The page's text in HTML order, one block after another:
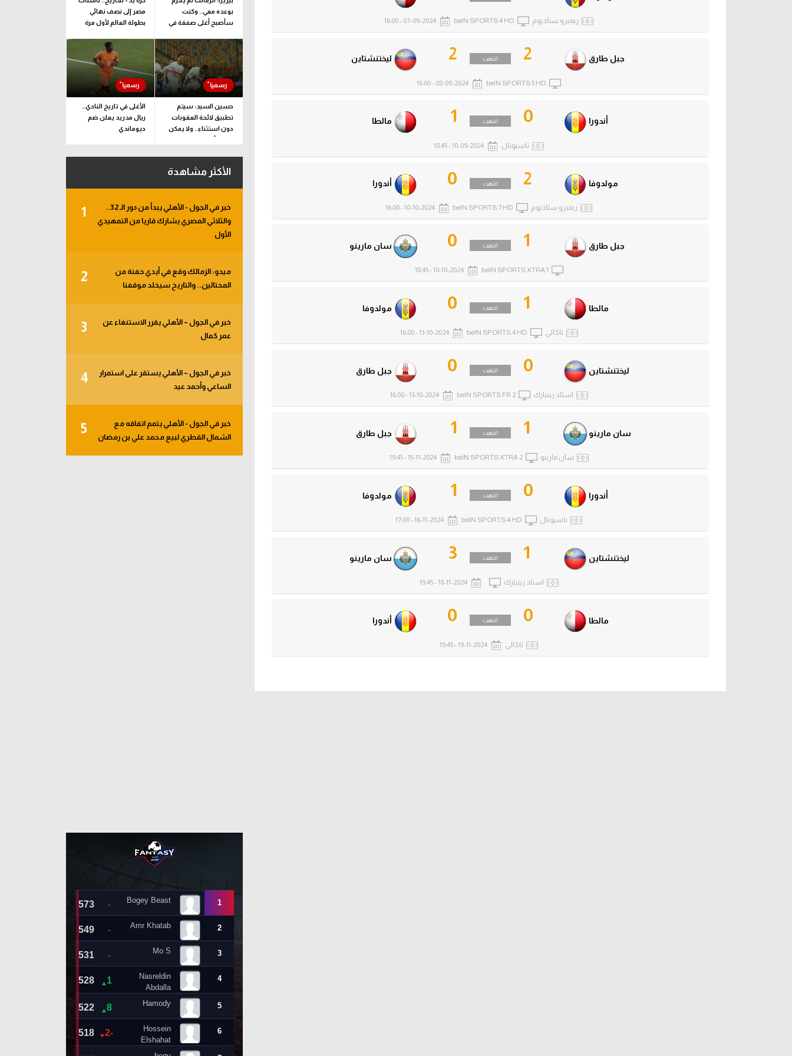
مالطا 0 انتهت أندورا 0
تاكالي 19-11-2024 - 19:45
ليختنشتاين 1 انتهت سان مارينو 3
استاد رينبارك .
18-11-2024 - 19:45
أندورا 0 انتهت مولدوفا 1
ناسيونال beIN SPORTS 4 HD
16-11-2024 - 17:00
سان مارينو 1 انتهت جبل طارق 1
سان مارينو beIN SPORTS XTRA 2
15-11-2024 - 19:45
ليختنشتاين 0 انتهت جبل طارق 0
استاد رينبارك beIN SPORTS FR 2
13-10-2024 - 16:00
مالطا 1 انتهت مولدوفا 0
تاكالي beIN SPORTS 4 HD
13-10-2024 - 16:00
جبل طارق 1 انتهت سان مارينو 0
beIN SPORTS XTRA 1
10-10-2024 - 18:45
مولدوفا 2 انتهت أندورا 0
زيمبرو ستاديوم beIN SPORTS 7 HD
10-10-2024 - 16:00
أندورا 0 انتهت مالطا 1
ناسيونال 10-09-2024 - 18:45
جبل طارق 2 انتهت ليختنشتاين 2
beIN SPORTS 5 HD
08-09-2024 - 16:00
زيمبرو ستاديوم beIN SPORTS 4 HD
07-09-2024 - 16:00
بوعده معي.. وكنت
سأصبح أغلى صفقة في
مصر إلى نصف نهائي
بطولة العالم لأول مرة
حسين السيد: سيتم
تطبيق لائحة العقوبات
دون استثناء.. ولا يمكن
ضغط أو ليّ ذراع الزمالك
الأغلى في تاريخ النادي..
ريال مدريد يعلن ضم
ديوماندي
الأكثر مشاهدة
1
خبر في الجول - الأهلي يبدأ من دور الـ 32..
والثلاثي المصري يشارك قاريا من التمهيدي
الأول
2
ميدو: الزمالك وقع في أيدي حفنة من
المحتالين.. والتاريخ سيخلد موقفنا
3
خبر في الجول – الأهلي يقرر الاستنغاء عن
عمر كمال
4
خبر في الجول – الأهلي يستقر على استمرار
الساعي وأحمد عيد
5
خبر في الجول - الأهلي يتمم اتفاقه مع
الشمال القطري لبيع محمد علي بن رمضان